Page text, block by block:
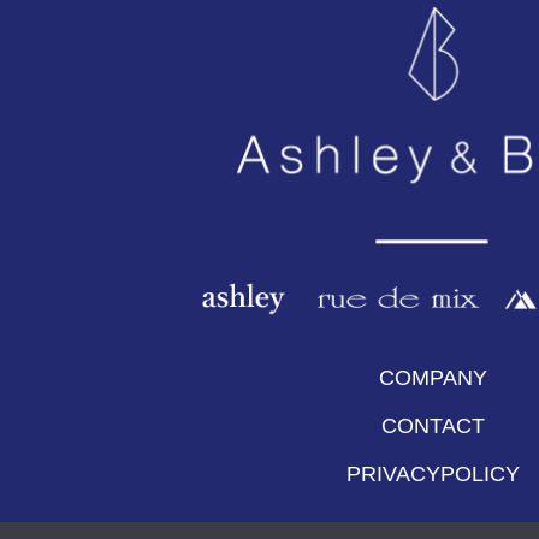
COMPANY
CONTACT
PRIVACYPOLICY